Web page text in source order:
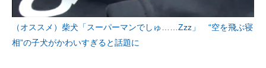
（オススメ）柴犬「スーパーマンでしゅ……Zzz」 “空を飛ぶ寝
相”の子犬がかわいすぎると話題に